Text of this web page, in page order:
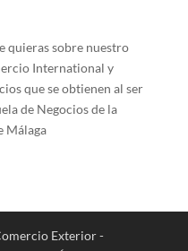
quieras sobre nuestro
International y
que se obtienen al ser
de Negocios de la
Málaga
Exterior -